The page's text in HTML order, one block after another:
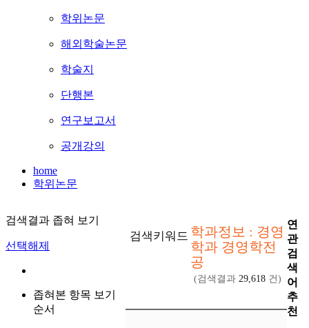
학위논문
해외학술논문
학술지
단행본
연구보고서
공개강의
home
학위논문
검색결과 좁혀 보기
선택해제
좁혀본 항목 보기
순서
검색키워드 학과정보 : 경영
학과 경영학전
공
(검색결과 29,618 건)
연
관
검
색
어
추
천